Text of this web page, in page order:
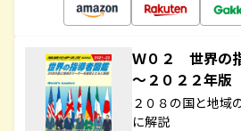
Ｗ０２ 世界の
～２０２２年版
２０８の国と地域
に解説